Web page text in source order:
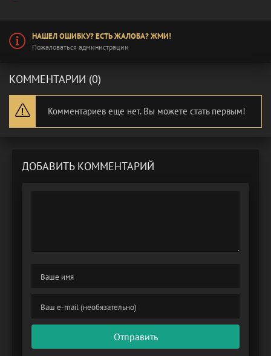
НАШЕЛ ОШИБКУ? ЕСТЬ ЖАЛОБА? ЖМИ!
Пожаловаться администрации
КОММЕНТАРИИ (0)
Комментариев еще нет. Вы можете стать первым!
ДОБАВИТЬ КОММЕНТАРИЙ
Отправить